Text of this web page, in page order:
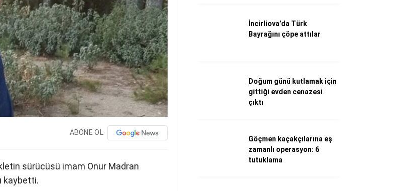
ABONE OL
sürücüsü imam Onur Madran
kaybetti.
İncirliova’da Türk
Bayrağını çöpe attılar
Doğum günü kutlamak için
gittiği evden cenazesi
çıktı
Göçmen kaçakçılarına eş
zamanlı operasyon: 6
tutuklama